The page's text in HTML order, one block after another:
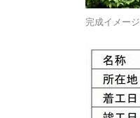
完成イメージ